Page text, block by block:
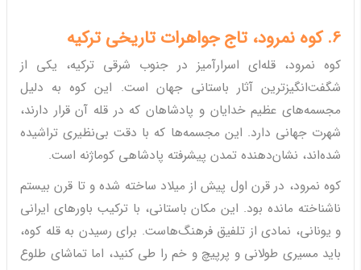
6. کوه نمرود، تاج جواهرات تاریخی ترکیه
کوه نمرود، قله‌ای اسرارآمیز در جنوب شرقی ترکیه، یکی از
شگفت‌انگیزترین آثار باستانی جهان است. این کوه به دلیل
مجسمه‌های عظیم خدایان و پادشاهان که در قله آن قرار دارند،
شهرت جهانی دارد. این مجسمه‌ها که با دقت بی‌نظیری تراشیده
شده‌اند، نشان‌دهنده تمدن پیشرفته پادشاهی کوماژنه است.
کوه نمرود، در قرن اول پیش از میلاد ساخته شده و تا قرن بیستم
ناشناخته مانده بود. این مکان باستانی، با ترکیب باورهای ایرانی
و یونانی، نمادی از تلفیق فرهنگ‌هاست. برای رسیدن به قله کوه،
باید مسیری طولانی و پرپیچ و خم را طی کنید، اما تماشای طلوع